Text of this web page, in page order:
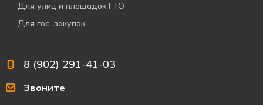
Для улиц и площадок ГТО
Для гос. закупок
8 (902) 291-41-03
Звоните